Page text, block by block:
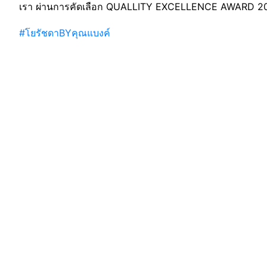
เรา ผ่านการคัดเลือก QUALLITY EXCELLENCE AWARD
#โยรัชดาBYคุณแบงค์